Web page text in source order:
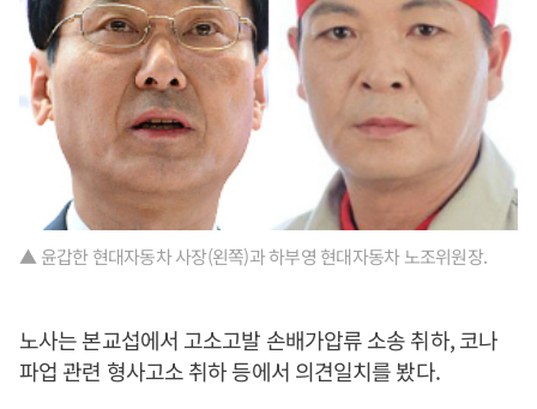
▲ 윤갑한 현대자동차 사장(왼쪽)과 하부영 현대자동차 노조위원장.
노사는 본교섭에서 고소고발 손배가압류 소송 취하, 코나
파업 관련 형사고소 취하 등에서 의견일치를 봤다.